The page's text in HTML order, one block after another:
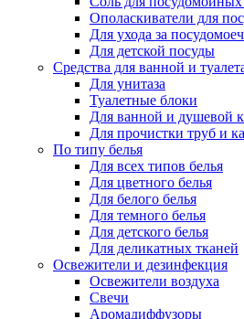
Ополаскиватели для
Для ухода за
Для детской посуды
Средства для ванной и
Для унитаза
Туалетные блоки
Для ванной и душевой
Для прочистки труб и
По типу белья
Для всех типов белья
Для цветного белья
Для белого белья
Для темного белья
Для детского белья
Для деликатных тканей
Освежители и дезинфекция
Освежители воздуха
Свечи
Аромадиффузоры